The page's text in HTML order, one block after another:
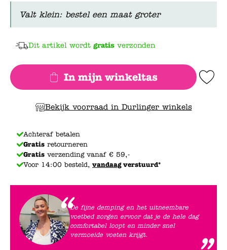
Valt klein: bestel een maat groter
Dit artikel wordt gratis verzonden
In mijn winkeltas Add to
Bekijk voorraad in Durlinger winkels
Achteraf betalen
Gratis retourneren
Gratis verzending vanaf € 59,-
Voor 14:00 besteld, vandaagverstuurd*
De fijne demping en het uitneembare
voetbed zorgen ervoor dat je de hele dag
comfortabel loopt en minder snel
vermoeide voeten krijgt.